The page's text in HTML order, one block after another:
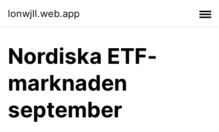
lonwjll.web.app
Nordiska ETF-
marknaden
september